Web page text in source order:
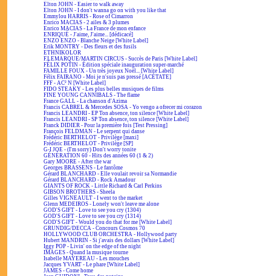
Elton JOHN - Easier to walk away
Elton JOHN - I don't wanna go on with you like that
Emmylou HARRIS - Rose of Cimarron
Enrico MACIAS - 2 ailes & 3 plumes
Enrico MACIAS - La France de mon enfance
ENRIQUÉ - J'aime, J'aime... [dédicacé]
ENZO ENZO - Blanche Neige [White Label]
Erik MONTRY - Des fleurs et des fusils
ETHNIKOLOR
F.LEMARQUE/MARTIN CIRCUS - Succès de Paris [White Label]
FÉLIX POTIN - Édition spéciale inauguration super-marché
FAMILLE FOUX - Un très joyeux Noël... [White Label]
Félix FAIRANO - Moi je n'suis pas pressé [ACÉTATE]
FFF - AC² N [White Label]
FIDO STEAKY - Les plus belles musiques de films
FINE YOUNG CANNIBALS - The flame
France GALL - La chanson d'Azima
Francis CABREL & Mercedes SOSA - Yo vengo a ofrecer mi corazon
Francis LEANDRI - EP Ton absence, ton silence [White Label]
Francis LEANDRI - SP Ton absence, ton silence [White Label]
Franck DIDIER - Pour la première fois [Test Pressing]
François FELDMAN - Le serpent qui danse
Frédéric BERTHELOT - Privilège [maxi]
Frédéric BERTHELOT - Privilège [SP]
G-I JOE - (I'm sorry) Don't worry tonite
GÉNÉRATION 60 - Hits des années 60 (1 & 2)
Gary MOORE - After the war
Georges BRASSENS - Le fantôme
Gérard BLANCHARD - Elle voulait revoir sa Normandie
Gérard BLANCHARD - Rock Amadour
GIANTS OF ROCK - Little Richard & Carl Perkins
GIBSON BROTHERS - Sheela
Gilles VIGNEAULT - I went to the market
Glenn MEDEIROS - Lonely won't leave me alone
GOD'S GIFT - Love to see you cry (1304)
GOD'S GIFT - Love to see you cry (1314)
GOD'S GIFT - Would you do that for me [White Label]
GRUNDIG/DECCA - Concours Cosmos 70
HOLLYWOOD CLUB ORCHESTRA - Hollywood party
Hubert MANDRIN - Si j'avais des dollars [White Label]
Iggy POP - Livin' on the edge of the night
IMAGES - Quand la musique tourne
Isabelle MAYEREAU - Les mouches
Jacques YVART - Le phare [White Label]
JAMES - Come home